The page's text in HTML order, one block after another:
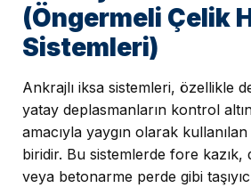
(Öngermeli Çelik
Sistemleri)
Ankrajlı iksa sistemleri, özellikle
yatay deplasmanların kontrol
amacıyla yaygın olarak
biridir. Bu sistemlerde fore
veya betonarme perde gibi